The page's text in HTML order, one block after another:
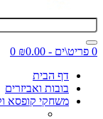
0 פריט\ים - ₪0.00
0
דף הבית
בובות ואביזרים
משחקי קופסא